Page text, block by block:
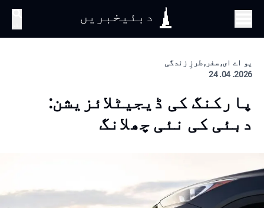
دبئیخبریں
یو اے ای, سفر, طرزِ زندگی
2026. 04. 24
پارکنگ کی ڈیجیٹلائزیشن:
دبئی کی نئی چھلانگ